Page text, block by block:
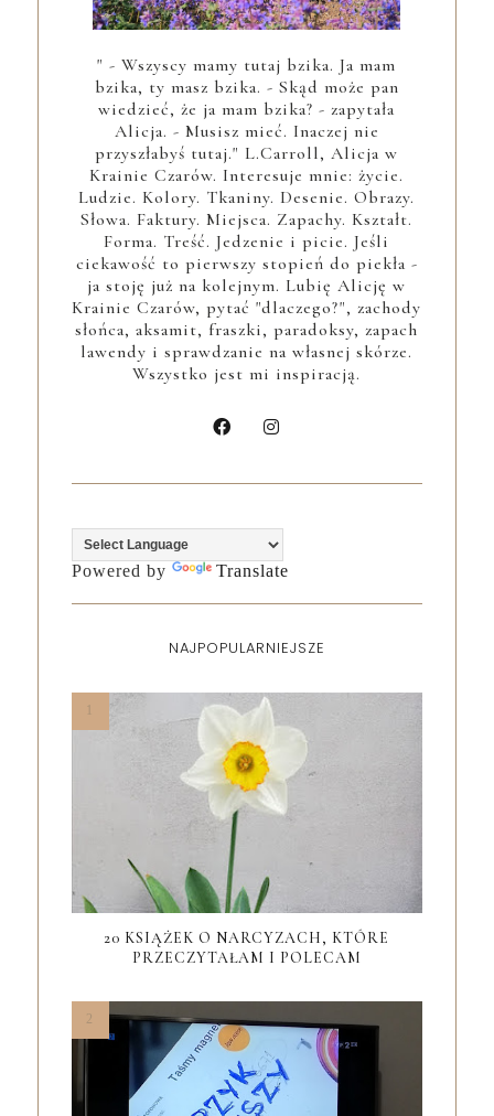
" - Wszyscy mamy tutaj bzika. Ja mam
bzika, ty masz bzika. - Skąd może pan
wiedzieć, że ja mam bzika? - zapytała
Alicja. - Musisz mieć. Inaczej nie
przyszłabyś tutaj." L.Carroll, Alicja w
Krainie Czarów. Interesuje mnie: życie.
Ludzie. Kolory. Tkaniny. Desenie. Obrazy.
Słowa. Faktury. Miejsca. Zapachy. Kształt.
Forma. Treść. Jedzenie i picie. Jeśli
ciekawość to pierwszy stopień do piekła -
ja stoję już na kolejnym. Lubię Alicję w
Krainie Czarów, pytać "dlaczego?", zachody
słońca, aksamit, fraszki, paradoksy, zapach
lawendy i sprawdzanie na własnej skórze.
Wszystko jest mi inspiracją.
Powered by Translate
NAJPOPULARNIEJSZE
20 KSIĄŻEK O NARCYZACH, KTÓRE
PRZECZYTAŁAM I POLECAM